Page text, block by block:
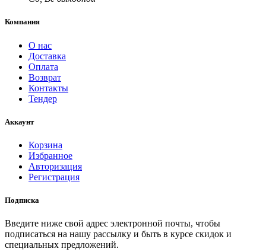
Компания
О нас
Доставка
Оплата
Возврат
Контакты
Тендер
Аккаунт
Корзина
Избранное
Авторизация
Регистрация
Подписка
Введите ниже свой адрес электронной почты, чтобы
подписаться на нашу рассылку и быть в курсе скидок и
специальных предложений.